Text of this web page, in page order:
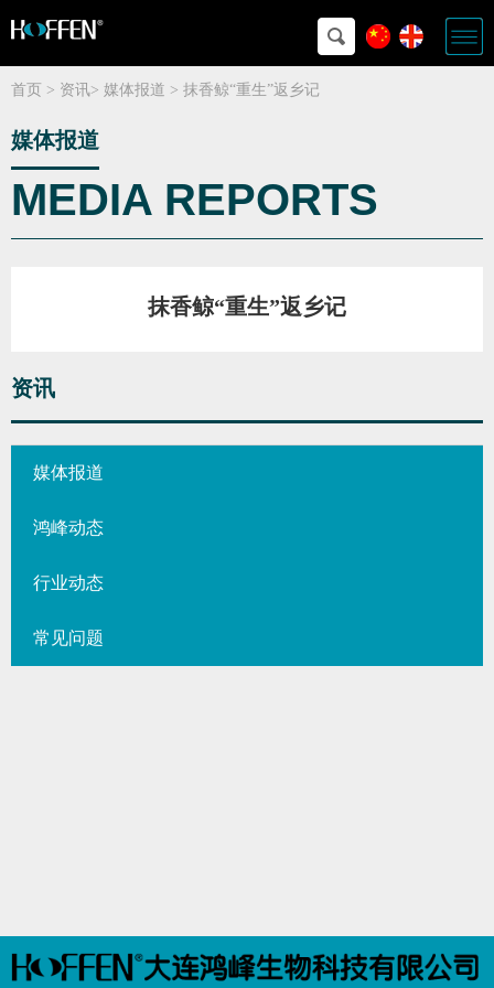
首页 > 资讯> 媒体报道 > 抹香鲸“重生”返乡记
媒体报道
MEDIA REPORTS
抹香鲸“重生”返乡记
资讯
媒体报道
鸿峰动态
行业动态
常见问题